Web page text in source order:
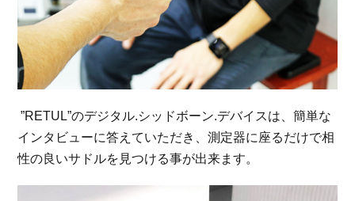
”RETUL”のデジタル.シッドボーン.デバイスは、簡単な
インタビューに答えていただき、測定器に座るだけで相
性の良いサドルを見つける事が出来ます。